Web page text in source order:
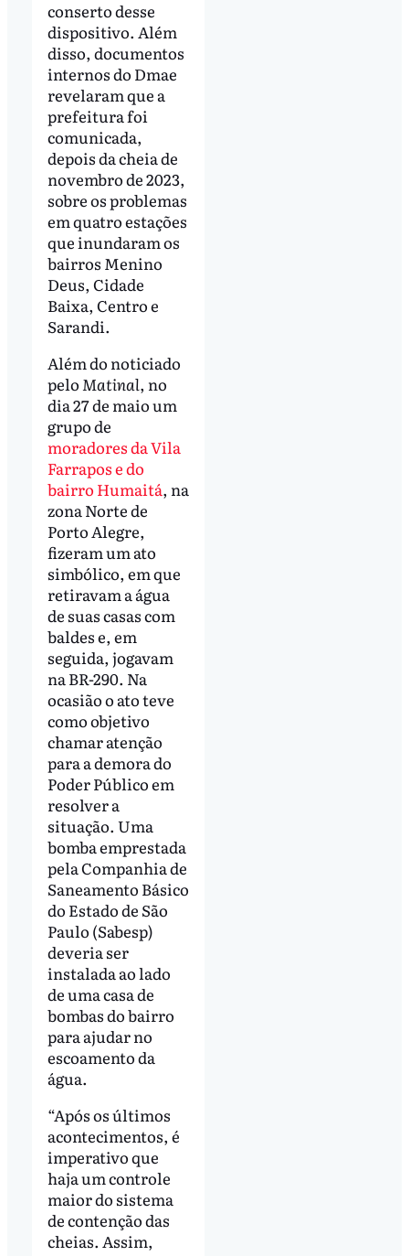
conserto desse
dispositivo. Além
disso, documentos
internos do Dmae
revelaram que a
prefeitura foi
comunicada,
depois da cheia de
novembro de 2023,
sobre os problemas
em quatro estações
que inundaram os
bairros Menino
Deus, Cidade
Baixa, Centro e
Sarandi.
Além do noticiado
pelo Matinal, no
dia 27 de maio um
grupo de
moradores da Vila
Farrapos e do
bairro Humaitá, na
zona Norte de
Porto Alegre,
fizeram um ato
simbólico, em que
retiravam a água
de suas casas com
baldes e, em
seguida, jogavam
na BR-290. Na
ocasião o ato teve
como objetivo
chamar atenção
para a demora do
Poder Público em
resolver a
situação. Uma
bomba emprestada
pela Companhia de
Saneamento Básico
do Estado de São
Paulo (Sabesp)
deveria ser
instalada ao lado
de uma casa de
bombas do bairro
para ajudar no
escoamento da
água.
“Após os últimos
acontecimentos, é
imperativo que
haja um controle
maior do sistema
de contenção das
cheias. Assim,